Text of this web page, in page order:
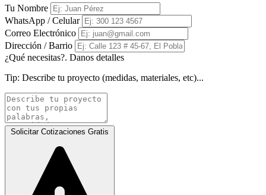
Tu Nombre
WhatsApp / Celular
Correo Electrónico
Dirección / Barrio
¿Qué necesitas?. Danos detalles
Tip: Describe tu proyecto (medidas, materiales, etc)...
Solicitar Cotizaciones Gratis